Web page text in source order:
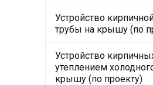
Устройство
трубы на крышу (по
Устройство
утеплением
крышу (по проекту)